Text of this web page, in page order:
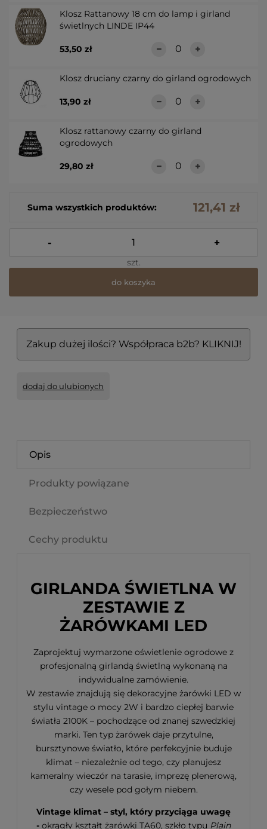
Suma wszystkich produktów: 121,41 zł
Klosz Rattanowy 18 cm do lamp i girland
świetlnych LINDE IP44
53,50 zł
Klosz rattanowy czarny do girland
ogrodowych
29,80 zł
Klosz druciany czarny do girland ogrodowych
13,90 zł
- +
szt.
do koszyka
*- Pole wymagane
Zakup dużej ilości? Współpraca b2b? KLIKNIJ!
dodaj do ulubionych
Opis
Produkty powiązane
Bezpieczeństwo
Cechy produktu
GIRLANDA ŚWIETLNA W
ZESTAWIE Z
ŻARÓWKAMI LED
Zaprojektuj wymarzone oświetlenie ogrodowe z
profesjonalną girlandą świetlną wykonaną na
indywidualne zamówienie.
W zestawie znajdują się dekoracyjne żarówki LED w
stylu vintage o mocy 2W i bardzo ciepłej barwie
światła 2100K – pochodzące od znanej szwedzkiej
marki. Ten typ żarówek daje przytulne,
bursztynowe światło, które perfekcyjnie buduje
klimat – niezależnie od tego, czy planujesz
kameralny wieczór na tarasie, imprezę plenerową,
czy wesele pod gołym niebem.
Vintage klimat – styl, który przyciąga uwagę
- okrągły kształt żarówki TA60, szkło typu Plain